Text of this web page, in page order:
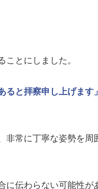
ことにしました。
ると拝察申し上げます」
非常に丁寧な姿勢を周
伝わらない可能性が